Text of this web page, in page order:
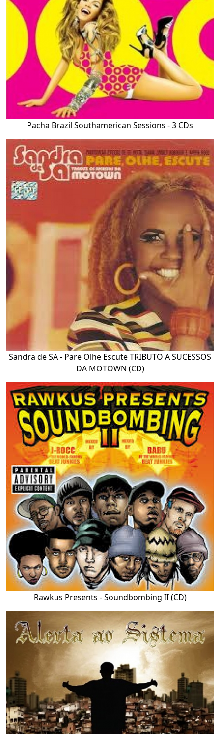
Pacha Brazil Southamerican Sessions - 3 CDs
Sandra de SA - Pare Olhe Escute TRIBUTO A SUCESSOS
DA MOTOWN (CD)
Rawkus Presents - Soundbombing II (CD)